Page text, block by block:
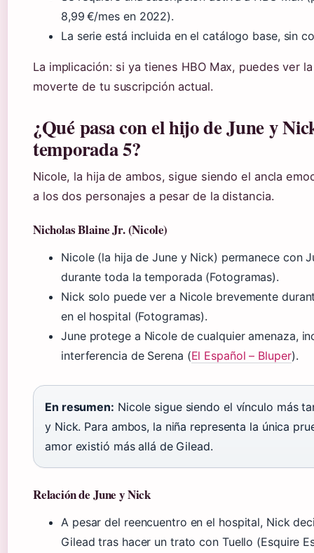
8,99 €/mes en 2022).
La serie está incluida en el catálogo base, sin
La implicación: si ya tienes HBO Max, puedes ver
moverte de tu suscripción actual.
¿Qué pasa con el hijo de June y
temporada 5?
Nicole, la hija de ambos, sigue siendo el ancla
a los dos personajes a pesar de la distancia.
Nicholas Blaine Jr. (Nicole)
Nicole (la hija de June y Nick) permanece con
durante toda la temporada (Fotogramas).
Nick solo puede ver a Nicole brevemente
en el hospital (Fotogramas).
June protege a Nicole de cualquier amenaza,
interferencia de Serena (El Español – Bluper).
En resumen: Nicole sigue siendo el vínculo más
y Nick. Para ambos, la niña representa la única
amor existió más allá de Gilead.
Relación de June y Nick
A pesar del reencuentro en el hospital, Nick
Gilead tras hacer un trato con Tuello (Esquire